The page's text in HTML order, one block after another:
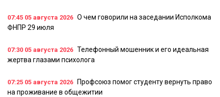
07:45 05 августа 2026 О чем говорили на заседании Исполкома
ФНПР 29 июля
07:30 05 августа 2026 Телефонный мошенник и его идеальная
жертва глазами психолога
07:25 05 августа 2026
Профсоюз помог студенту вернуть право
на проживание в общежитии